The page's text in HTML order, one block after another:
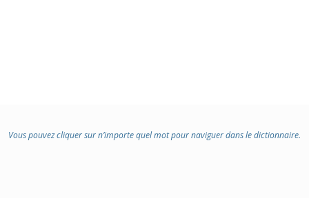
Vous pouvez cliquer sur n’importe quel mot pour naviguer dans le dictionnaire.